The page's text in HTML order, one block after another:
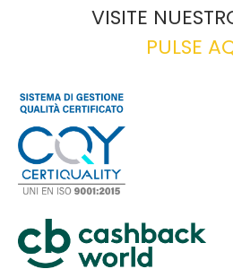
VISITE
PULSE